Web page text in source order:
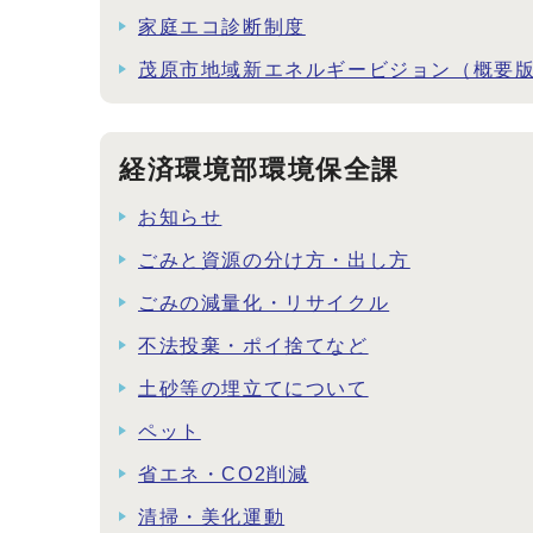
家庭エコ診断制度
茂原市地域新エネルギービジョン（概要
経済環境部環境保全課
お知らせ
ごみと資源の分け方・出し方
ごみの減量化・リサイクル
不法投棄・ポイ捨てなど
土砂等の埋立てについて
ペット
省エネ・CO2削減
清掃・美化運動